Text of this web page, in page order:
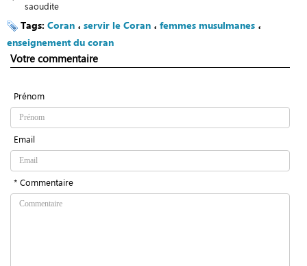
saoudite
Tags: Coran ، servir le Coran ، femmes musulmanes ،
enseignement du coran
Votre commentaire
Prénom
Email
* Commentaire